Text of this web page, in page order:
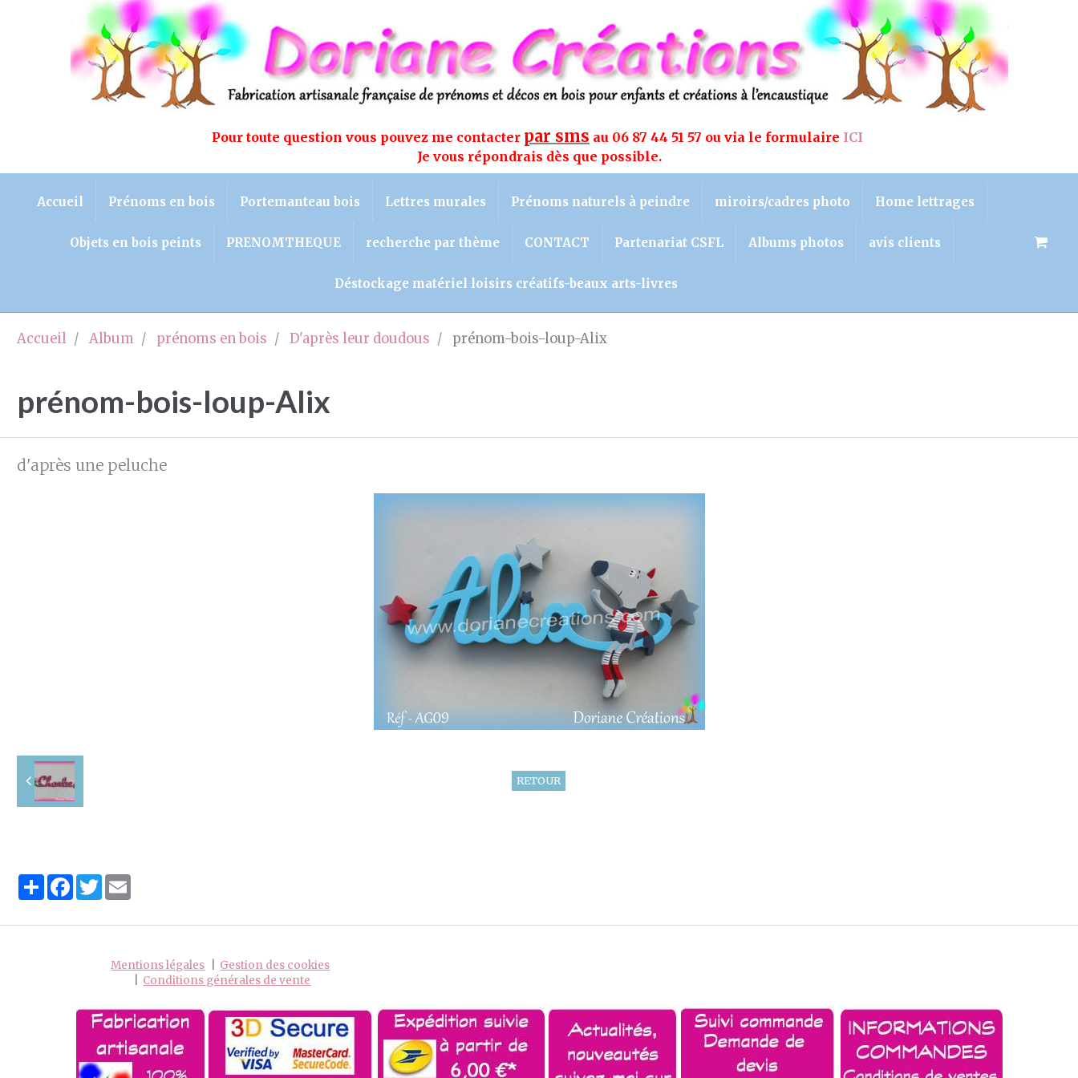
Pour toute question vous pouvez me contacter par sms au 06 87 44 51 57 ou via le formulaire ICI
Je vous répondrais dès que possible.
Accueil Prénoms en bois Portemanteau bois Lettres murales Prénoms naturels à peindre miroirs/cadres photo Home lettrages
Objets en bois peints PRENOMTHEQUE recherche par thème CONTACT Partenariat CSFL Albums photos avis clients
Déstockage matériel loisirs créatifs-beaux arts-livres
Accueil Album prénoms en bois D'après leur doudous prénom-bois-loup-Alix
prénom-bois-loup-Alix
d'après une peluche
RETOUR
PartagerFacebook
Twitter
Mentions légales
Gestion des cookies
Conditions générales de vente